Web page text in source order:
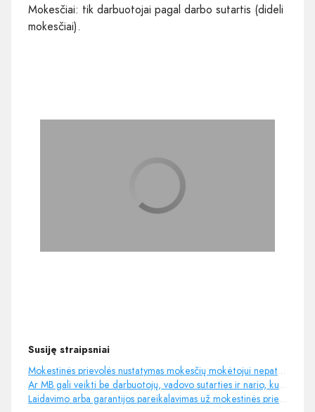
Mokesčiai: tik darbuotojai pagal darbo sutartis (dideli
mokesčiai).
Susiję straipsniai
Mokestinės prievolės nustatymas mokesčių mokėtojui nepateikus deklaracijos
Ar MB gali veikti be darbuotojų, vadovo sutarties ir nario, kuris negauna pajamų?
Laidavimo arba garantijos pareikalavimas už mokestinės prievolės nevykdymą